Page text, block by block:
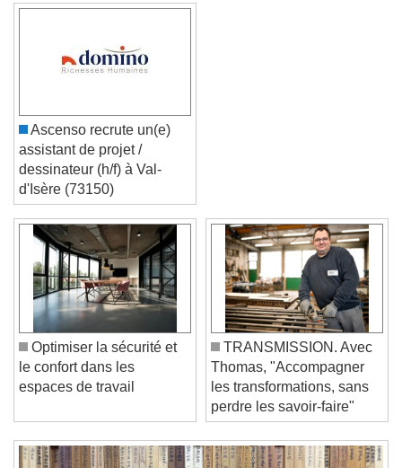
Video Player is loading.
Play Video
Play
Skip Backward
Skip Forward
Unmute
Current Time0:00
/
Duration-:-
Stream TypeLIVE
Seek to live, currently behind liveLIVE
Remaining Time-0:00
Ascenso recrute un(e)
assistant de projet /
dessinateur (h/f) à Val-
d'Isère (73150)
Optimiser la sécurité et
le confort dans les
TRANSMISSION. Avec
Thomas, "Accompagner
les transformations, sans
perdre les savoir-faire"